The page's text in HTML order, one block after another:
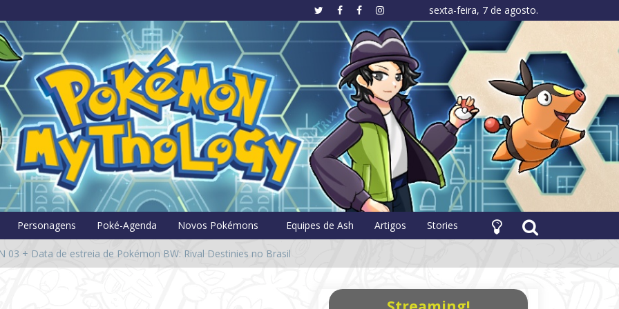
sexta-feira, 7 de agosto.
Pokémon Mythology
Personagens Poké-Agenda Novos Pokémons Equipes de Ash Artigos Stories
03 + Data de estreia de Pokémon BW: Rival Destinies no Brasil